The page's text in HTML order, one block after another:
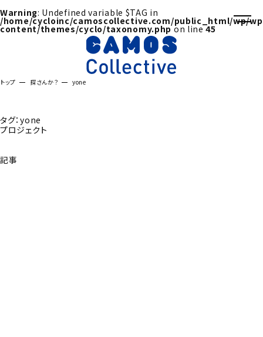
Warning: Undefined variable $TAG in
/home/cycloinc/camoscollective.com/public_html/wp/
content/themes/cyclo/taxonomy.phpon line45
トップ 探さんか？ yone
タグ：yone
プロジェクト
記事